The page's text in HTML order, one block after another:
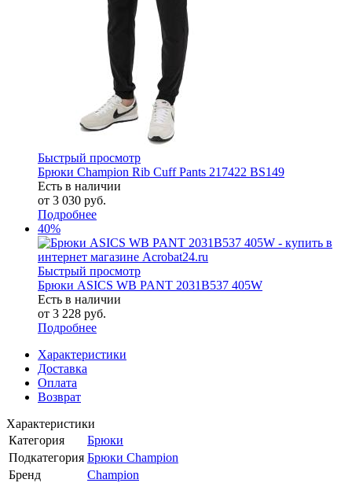
Быстрый просмотр
Брюки Champion Rib Cuff Pants 217422 BS149
Есть в наличии
от 3 030 руб.
Подробнее
40%
Быстрый просмотр
Брюки ASICS WB PANT 2031B537 405W
Есть в наличии
от 3 228 руб.
Подробнее
Характеристики
Доставка
Оплата
Возврат
Характеристики
Категория
Брюки
Подкатегория Брюки Champion
Бренд
Champion